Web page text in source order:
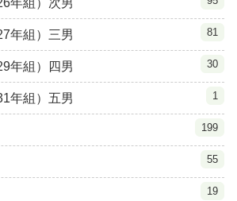
年組）三男 81
年組）四男 30
年組）五男 1
199
55
19